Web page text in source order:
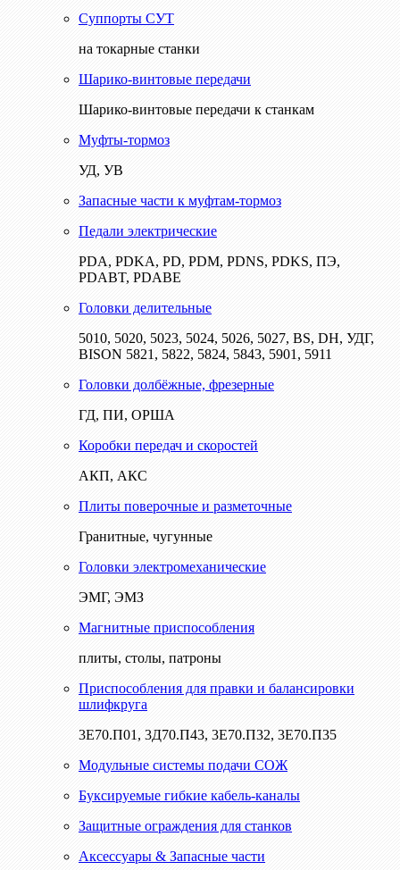
Суппорты СУТ
на токарные станки
Шарико-винтовые передачи
Шарико-винтовые передачи к станкам
Муфты-тормоз
УД, УВ
Запасные части к муфтам-тормоз
Педали электрические
PDA, PDKA, PD, PDM, PDNS, PDKS, ПЭ,
PDABT, PDABE
Головки делительные
5010, 5020, 5023, 5024, 5026, 5027, BS, DH, УДГ,
BISON 5821, 5822, 5824, 5843, 5901, 5911
Головки долбёжные, фрезерные
ГД, ПИ, ОРША
Коробки передач и скоростей
АКП, АКС
Плиты поверочные и разметочные
Гранитные, чугунные
Головки электромеханические
ЭМГ, ЭМЗ
Магнитные приспособления
плиты, столы, патроны
Приспособления для правки и балансировки
шлифкруга
3Е70.П01, 3Д70.П43, 3Е70.П32, 3Е70.П35
Модульные системы подачи СОЖ
Буксируемые гибкие кабель-каналы
Защитные ограждения для станков
Аксессуары & Запасные части